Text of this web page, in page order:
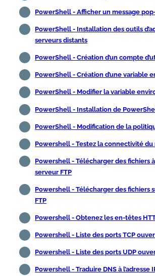
PowerShell - Afficher un message
PowerShell - Installation des outils
serveurs distants
PowerShell - Création d’un compte
PowerShell - Création d’une variable
PowerShell - Modifier la variable
PowerShell - Installation de
PowerShell - Modification de la
Powershell - Testez la connectivité du
Powershell - Télécharger des fichiers
serveur FTP
Powershell - Télécharger des fichiers
FTP
Powershell - Obtenez les en-têtes
Powershell - Liste des ports TCP
Powershell - Liste des ports UDP
Powershell - Traduire DNS à l’adresse